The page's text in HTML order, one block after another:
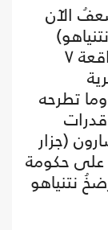
الآن
تعاني من التفكك والهشاشة، وواقعة ٧
تطرحه
(جزار
على حكومة
نتنياهو